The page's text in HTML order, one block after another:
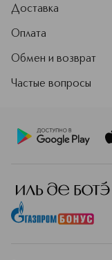
Доставка
Оплата
Обмен и возврат
Частые вопросы